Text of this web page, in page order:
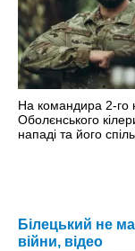
На командира 2-го
Оболєнського
нападі та його
Білецький не
війни, відео